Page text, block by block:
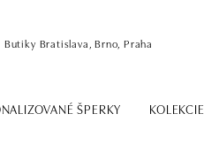
Butiky Bratislava, Brno, Praha
ŠPERKY KOLEKCIE